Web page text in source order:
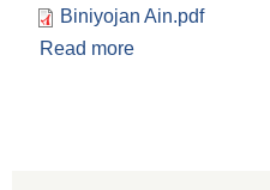
Biniyojan Ain.pdf
Read more